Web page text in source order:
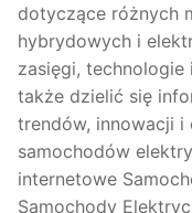
dotyczące różnych
hybrydowych i
zasięgi,
także dzielić się
trendów, innowacji i
samochodów
internetowe
Samochody